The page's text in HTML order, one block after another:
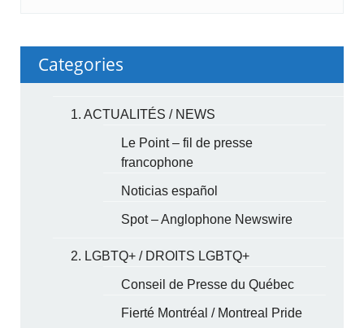
Categories
1. ACTUALITÉS / NEWS
Le Point – fil de presse
francophone
Noticias español
Spot – Anglophone Newswire
2. LGBTQ+ / DROITS LGBTQ+
Conseil de Presse du Québec
Fierté Montréal / Montreal Pride